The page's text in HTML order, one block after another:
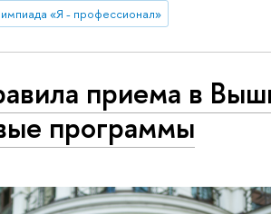
«Я - профессионал»
приема в
программы